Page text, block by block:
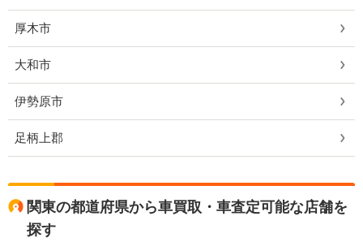
厚木市
大和市
伊勢原市
足柄上郡
関東の都道府県から車買取・車査定可能な店舗を
探す